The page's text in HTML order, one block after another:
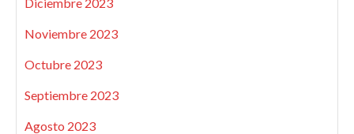
Noviembre 2023
Octubre 2023
Septiembre 2023
Agosto 2023